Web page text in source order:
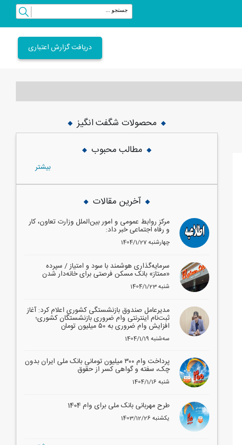
دریافت گزارش اعتباری
محصولات شگفت انگیز
مطالب محبوب
بيشتر
آخرین مقالات
مرکز روابط عمومی و امور بین‌الملل وزارت تعاون، کار
و رفاه اجتماعی خبر داد:
1404/1/27 چهارشنبه
سرمایه‌گذاری هوشمند با سود و امتیاز / سپرده
«ممتاز» بانک مسکن فرصتی برای خانه‌دار شدن
1404/1/23 شنبه
مدیرعامل صندوق بازنشستگی کشوری اعلام کرد: آغاز
ثبت‌نام اینترنتی وام ضروری بازنشستگان کشوری؛
افزایش وام ضروری به ۵۰ میلیون تومان
1404/1/19 سه‌شنبه
پرداخت وام ۳۰۰ میلیون تومانی بانک ملی ایران بدون
چک، سفته و گواهی کسر از حقوق
1404/1/16 شنبه
طرح مهربانی بانک ملی برای وام 1404
1403/12/26 یکشنبه